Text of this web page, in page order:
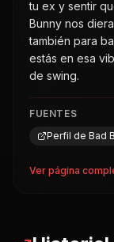
estás en esa
de swing.
FUENTES
Perfil de Bad
Ver página